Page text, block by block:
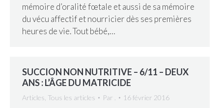
mémoire d’oralité fœtale et aussi de sa mémoire
du vécu affectif et nourricier dès ses premières
heures de vie. Tout bébé,…
SUCCION NON NUTRITIVE – 6/11 – DEUX
ANS : L’ÂGE DU MATRICIDE
Articles Tous les articles Par 16 février 2016